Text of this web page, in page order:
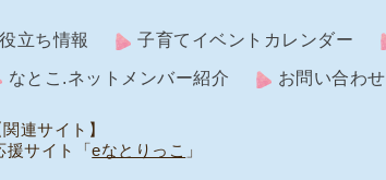
立ち情報 子育てイベントカレンダー
なとこ.ネットメンバー紹介 お問い合わせ
関連サイト】
援サイト「eなとりっこ 」